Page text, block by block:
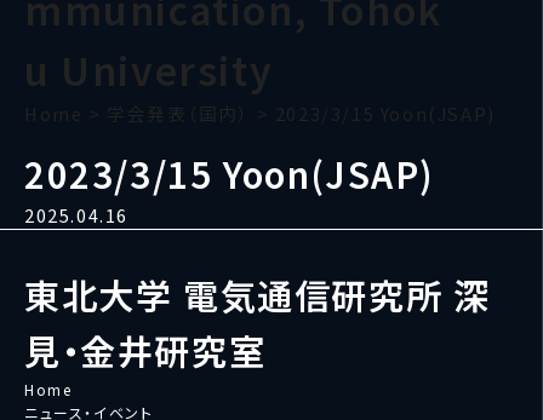
u University
Home > 学会発表（国内） > 2023/3/15 Yoon(JSAP)
2023/3/15 Yoon(JSAP)
2025.04.16
東北大学 電気通信研究所 深
見・金井研究室
Home
ニュース・イベント